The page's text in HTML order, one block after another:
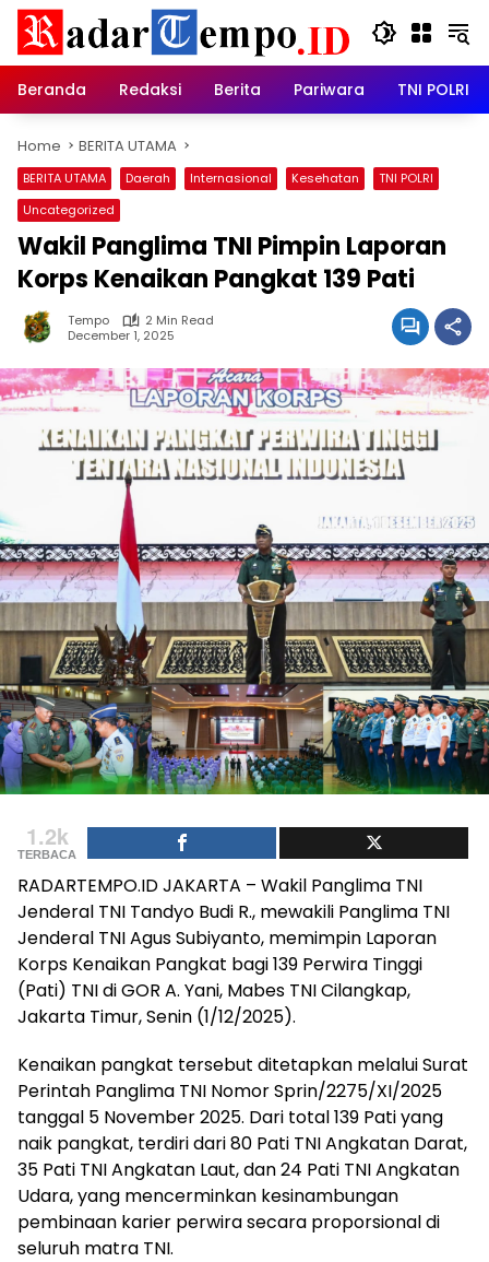
Skip
content
Beranda
Redaksi Berita Pariwara TNI POLRI
Home BERITA UTAMA
BERITA UTAMA Daerah Internasional Kesehatan
TNI POLRI
Uncategorized
Wakil Panglima TNI Pimpin Laporan
Korps Kenaikan Pangkat 139 Pati
Tempo
2 Min Read
December 1, 2025
1.2k
TERBACA
RADARTEMPO.ID JAKARTA – Wakil Panglima TNI
Jenderal TNI Tandyo Budi R., mewakili Panglima TNI
Jenderal TNI Agus Subiyanto, memimpin Laporan
Korps Kenaikan Pangkat bagi 139 Perwira Tinggi
(Pati) TNI di GOR A. Yani, Mabes TNI Cilangkap,
Jakarta Timur, Senin (1/12/2025).
Kenaikan pangkat tersebut ditetapkan melalui Surat
Perintah Panglima TNI Nomor Sprin/2275/XI/2025
tanggal 5 November 2025. Dari total 139 Pati yang
naik pangkat, terdiri dari 80 Pati TNI Angkatan Darat,
35 Pati TNI Angkatan Laut, dan 24 Pati TNI Angkatan
Udara, yang mencerminkan kesinambungan
pembinaan karier perwira secara proporsional di
seluruh matra TNI.